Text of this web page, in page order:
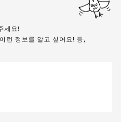
세요!
런 정보를 알고 싶어요! 등,